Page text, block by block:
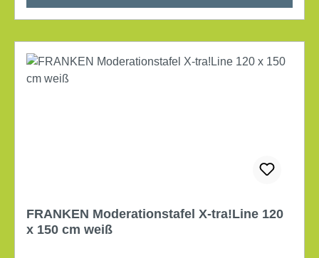
FRANKEN Moderationstafel X-tra!Line 120
x 150 cm weiß